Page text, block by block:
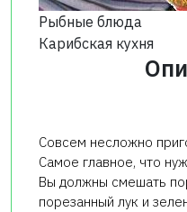
Рыбные блюда
Карибская кухня
Совсем несложно
Самое главное, что
Вы должны смешать
порезанный лук и